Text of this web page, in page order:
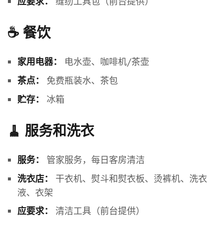
☕ 餐饮
家用电器： 电水壶、咖啡机/茶壶
茶点： 免费瓶装水、茶包
贮存： 冰箱
🧹 服务和洗衣
服务： 管家服务，每日客房清洁
洗衣店：
干衣机、熨斗和熨衣板、烫裤机、洗衣
液、衣架
应要求： 清洁工具（前台提供）